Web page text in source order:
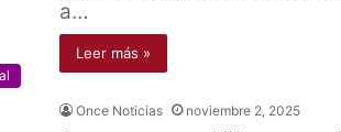
a…
Leer más »
Once Noticias noviembre 2, 2025